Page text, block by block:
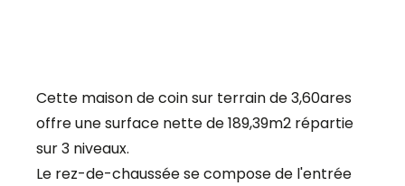
Cette maison de coin sur terrain de 3,60ares
offre une surface nette de 189,39m2 répartie
sur 3 niveaux.
Le rez-de-chaussée se compose de l'entrée